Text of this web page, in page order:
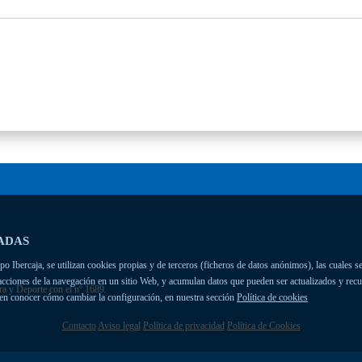
se utilizan cookies propias y de terceros (ficheros de datos anónimos), las cuales
de la navegación en un sitio Web, y acumulan datos que pueden ser actualizados y
conocer cómo cambiar la configuración, en nuestra sección Política de cookies
y Deporte con el nº 1689.
Contacto Aviso legal Política de privacidad Política de Cookies